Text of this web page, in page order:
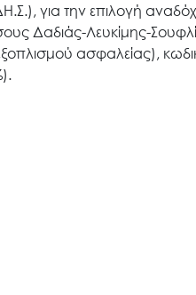
για την επιλογή
Δαδιάς-Λευκίμης-
ασφαλείας),